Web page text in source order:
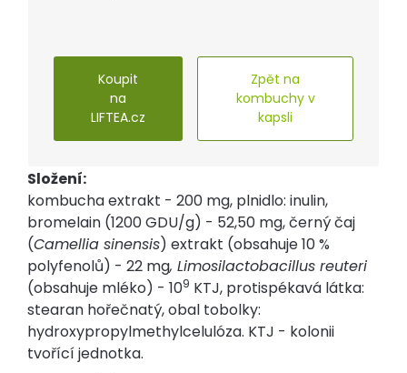
Koupit
na
LIFTEA.cz
Zpět na
kombuchy v
kapsli
Složení:
kombucha extrakt - 200 mg, plnidlo: inulin,
bromelain (1200 GDU/g) - 52,50 mg, černý čaj
(Camellia sinensis) extrakt (obsahuje 10 %
polyfenolů) - 22 mg, Limosilactobacillus reuteri
(obsahuje mléko) - 109 KTJ, protispékavá látka:
stearan hořečnatý, obal tobolky:
hydroxypropylmethylcelulóza. KTJ - kolonii
tvořící jednotka.